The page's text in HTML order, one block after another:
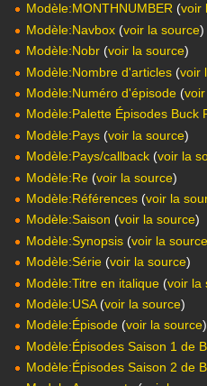
Modèle:MONTHNUMBER (voir
Modèle:Navbox (voir la source)
Modèle:Nobr (voir la source)
Modèle:Nombre d'articles (voir
Modèle:Numéro d'épisode (
Modèle:Palette Épisodes Buck
Modèle:Pays (voir la source)
Modèle:Pays/callback (voir la
Modèle:Re (voir la source)
Modèle:Références (voir la
Modèle:Saison (voir la source)
Modèle:Synopsis (voir la
Modèle:Série (voir la source)
Modèle:Titre en italique (voir la
Modèle:USA(voir la source)
Modèle:Épisode (voir la source)
Modèle:Épisodes Saison 1 de
Modèle:Épisodes Saison 2 de